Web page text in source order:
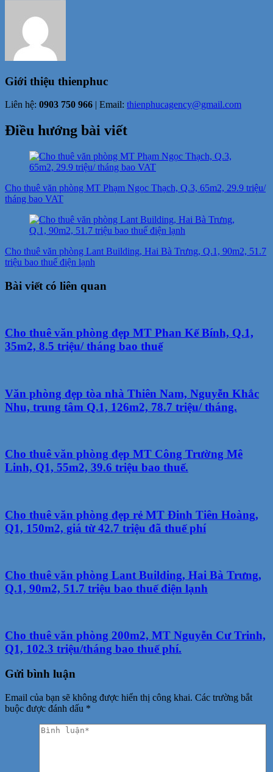
Giới thiệu thienphuc
Liên hệ: 0903 750 966 | Email: thienphucagency@gmail.com
Điều hướng bài viết
Cho thuê văn phòng MT Phạm Ngọc Thạch, Q.3, 65m2, 29.9 triệu/
tháng bao VAT
Cho thuê văn phòng Lant Building, Hai Bà Trưng, Q.1, 90m2, 51.7
triệu bao thuế điện lạnh
Bài viết có liên quan
Cho thuê văn phòng đẹp MT Phan Kế Bính, Q.1,
35m2, 8.5 triệu/ tháng bao thuế
Văn phòng đẹp tòa nhà Thiên Nam, Nguyễn Khắc
Nhu, trung tâm Q.1, 126m2, 78.7 triệu/ tháng.
Cho thuê văn phòng đẹp MT Công Trường Mê
Linh, Q1, 55m2, 39.6 triệu bao thuế.
Cho thuê văn phòng đẹp rẻ MT Đinh Tiên Hoàng,
Q1, 150m2, giá từ 42.7 triệu đã thuế phí
Cho thuê văn phòng Lant Building, Hai Bà Trưng,
Q.1, 90m2, 51.7 triệu bao thuế điện lạnh
Cho thuê văn phòng 200m2, MT Nguyễn Cư Trinh,
Q1, 102.3 triệu/tháng bao thuế phí.
Gửi bình luận
Email của bạn sẽ không được hiển thị công khai. Các trường bắt
buộc được đánh dấu *